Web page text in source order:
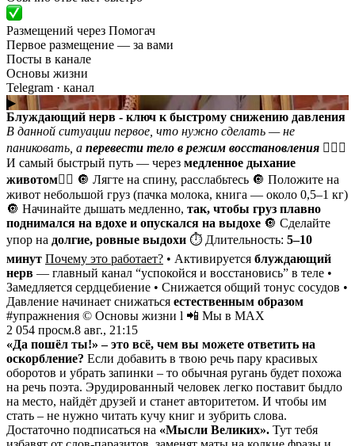
Размещений через Помогач
Первое размещение — за вами
Посты в канале
Основы жизни
Telegram · канал
▶
Блуждающий нерв - ключ к быстрому снижению давления
В данной ситуации первое, что нужно сделать — не
паниковать, а перевести тело в режим восстановления 💁🏻‍♂️
И самый быстрый путь — через медленное дыхание
животом👇🏻 🔘 Лягте на спину, расслабьтесь 🔘 Положите на
живот небольшой груз (пачка молока, книга — около 0,5–1 кг)
🔘 Начинайте дышать медленно, так, чтобы груз плавно
поднимался на вдохе и опускался на выдохе 🔘 Сделайте
упор на долгие, ровные выдохи ⏱️ Длительность: 5–10
минут Почему это работает? • Активируется блуждающий
нерв — главный канал “успокойся и восстановись” в теле •
Замедляется сердцебиение • Снижается общий тонус сосудов •
Давление начинает снижаться естественным образом
#упражнения © Основы жизни l 📲 Мы в MAX
2 054 просм.8 авг., 21:15
«Да пошёл ты!» – это всё, чем вы можете ответить на
оскорбление? Если добавить в твою речь пару красивых
оборотов и убрать запинки – то обычная ругань будет похожа
на речь поэта. Эрудированный человек легко поставит быдло
на место, найдёт друзей и станет авторитетом. И чтобы им
стать – не нужно читать кучу книг и зубрить слова.
Достаточно подписаться на «Мысли Великих». Тут тебя